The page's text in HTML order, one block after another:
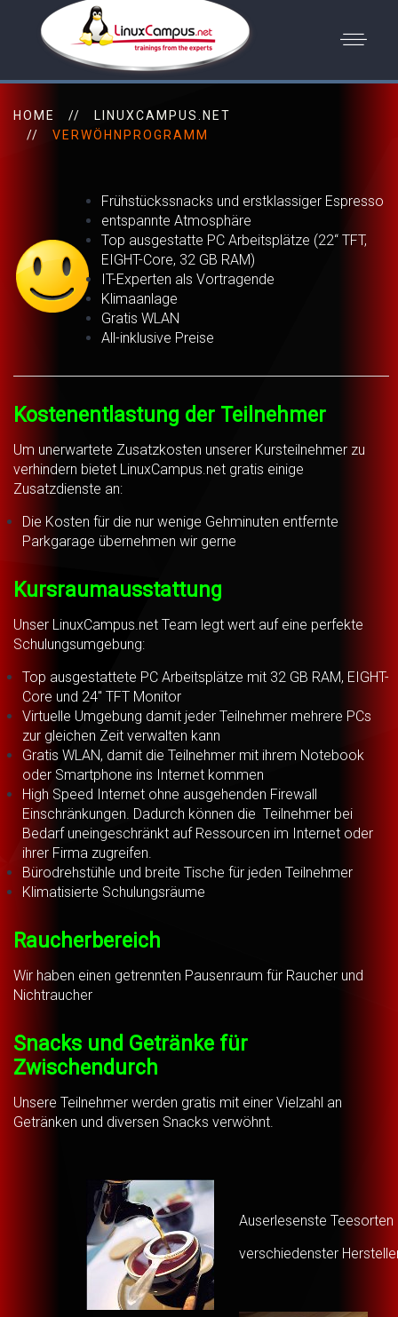
HOME
LINUXCAMPUS.NET
VERWÖHNPROGRAMM
Frühstückssnacks und erstklassiger Espresso
entspannte Atmosphäre
Top ausgestatte PC Arbeitsplätze (22“ TFT,
EIGHT-Core, 32 GB RAM)
IT-Experten als Vortragende
Klimaanlage
Gratis WLAN
All-inklusive Preise
Kostenentlastung der Teilnehmer
Um unerwartete Zusatzkosten unserer Kursteilnehmer zu
verhindern bietet LinuxCampus.net gratis einige
Zusatzdienste an:
Die Kosten für die nur wenige Gehminuten entfernte
Parkgarage übernehmen wir gerne
Kursraumausstattung
Unser LinuxCampus.net Team legt wert auf eine perfekte
Schulungsumgebung:
Top ausgestattete PC Arbeitsplätze mit 32 GB RAM, EIGHT-
Core und 24" TFT Monitor
Virtuelle Umgebung damit jeder Teilnehmer mehrere PCs
zur gleichen Zeit verwalten kann
Gratis WLAN, damit die Teilnehmer mit ihrem Notebook
oder Smartphone ins Internet kommen
High Speed Internet ohne ausgehenden Firewall
Einschränkungen. Dadurch können die Teilnehmer bei
Bedarf uneingeschränkt auf Ressourcen im Internet oder
ihrer Firma zugreifen.
Bürodrehstühle und breite Tische für jeden Teilnehmer
Klimatisierte Schulungsräume
Raucherbereich
Wir haben einen getrennten Pausenraum für Raucher und
Nichtraucher
Snacks und Getränke für
Zwischendurch
Unsere Teilnehmer werden gratis mit einer Vielzahl an
Getränken und diversen Snacks verwöhnt.
Auserlesenste Teesorten
verschiedenster